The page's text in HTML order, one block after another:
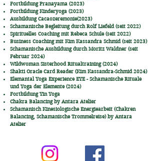
Fortbildung Pranayama (2023)
Fortbildung Kinderyoga (2023)
Ausbildung Cacaozeremonie(2023)
Schamanische Begleitung durch Rolf Liefeld (seit 2022)
Spirituelles Coaching mit Rebeca Schule (seit 2022)
Business Coaching mit Kim Kassandra Schmid (seit 2023)
Schamanische Ausbildung durch Moritz Waldner (seit
Februar 2024)
Wildwoman Sisterhood Ritualtraining (2024)
Shakti Oracle Card Reader (Kim Kassandra-Schmid 2024)
Elemantal Yoga Experience EYE - Schamanische Rituale
und Yoga der Elemente (2024)
Fortbildung Yin Yoga
Chakra Balancing by Antara Atelier
Schamanisch Kinesiologische Energiearbeit (Chakren
Balancing, Schamanische Trommelreise) by Antara
Atelier